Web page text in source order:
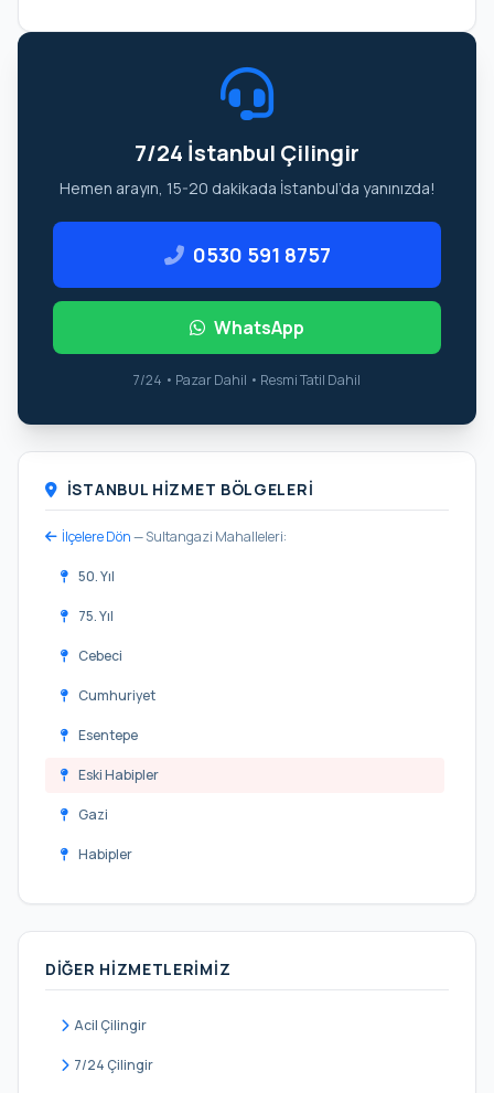
7/24 İstanbul Çilingir
Hemen arayın, 15-20 dakikada İstanbul’da yanınızda!
0530 591 8757
WhatsApp
7/24 • Pazar Dahil • Resmi Tatil Dahil
İSTANBUL HIZMET BÖLGELERI
İlçelere Dön— Sultangazi Mahalleleri:
50. Yıl
75. Yıl
Cebeci
Cumhuriyet
Esentepe
Eski Habipler
Gazi
Habipler
Malkoçoğlu
Sultançiftliği
DIĞER HIZMETLERIMIZ
Acil Çilingir
7/24 Çilingir